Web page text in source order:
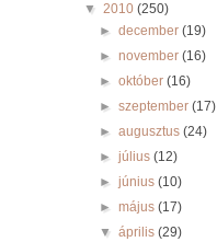
▼ 2010 (250)
►december(19)
►november(16)
►október(16)
►szeptember(17)
►augusztus(24)
►július(12)
►június(10)
►május(17)
▼április(29)